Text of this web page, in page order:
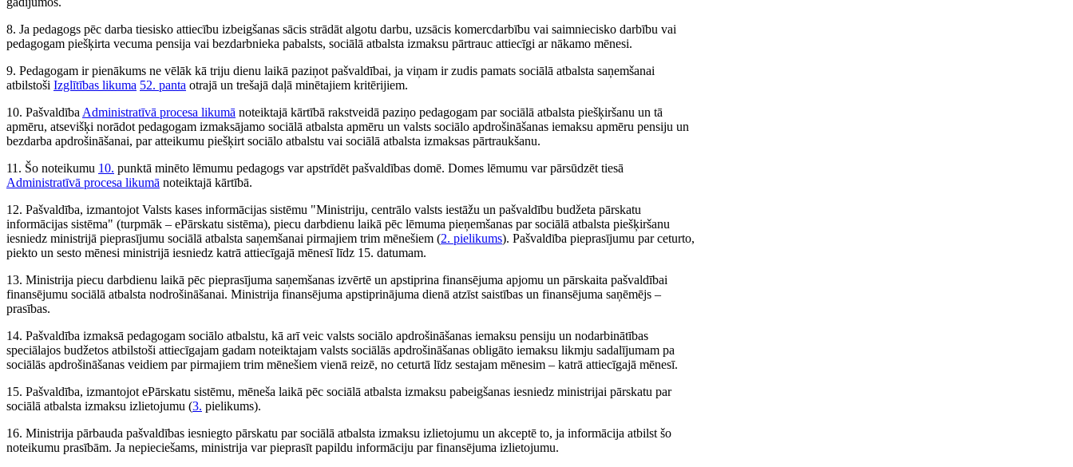
8. Ja pedagogs pēc darba tiesisko attiecību izbeigšanas sācis strādāt algotu darbu, uzsācis komercdarbību vai saimniecisko darbību vai
pedagogam piešķirta vecuma pensija vai bezdarbnieka pabalsts, sociālā atbalsta izmaksu pārtrauc attiecīgi ar nākamo mēnesi.
9. Pedagogam ir pienākums ne vēlāk kā triju dienu laikā paziņot pašvaldībai, ja viņam ir zudis pamats sociālā atbalsta saņemšanai
atbilstoši Izglītības likuma 52. panta otrajā un trešajā daļā minētajiem kritērijiem.
10. Pašvaldība Administratīvā procesa likumā noteiktajā kārtībā rakstveidā paziņo pedagogam par sociālā atbalsta piešķiršanu un tā
apmēru, atsevišķi norādot pedagogam izmaksājamo sociālā atbalsta apmēru un valsts sociālo apdrošināšanas iemaksu apmēru pensiju un
bezdarba apdrošināšanai, par atteikumu piešķirt sociālo atbalstu vai sociālā atbalsta izmaksas pārtraukšanu.
11. Šo noteikumu 10. punktā minēto lēmumu pedagogs var apstrīdēt pašvaldības domē. Domes lēmumu var pārsūdzēt tiesā
Administratīvā procesa likumā noteiktajā kārtībā.
12. Pašvaldība, izmantojot Valsts kases informācijas sistēmu "Ministriju, centrālo valsts iestāžu un pašvaldību budžeta pārskatu
informācijas sistēma" (turpmāk – ePārskatu sistēma), piecu darbdienu laikā pēc lēmuma pieņemšanas par sociālā atbalsta piešķiršanu
iesniedz ministrijā pieprasījumu sociālā atbalsta saņemšanai pirmajiem trim mēnešiem (2. pielikums). Pašvaldība pieprasījumu par ceturto,
piekto un sesto mēnesi ministrijā iesniedz katrā attiecīgajā mēnesī līdz 15. datumam.
13. Ministrija piecu darbdienu laikā pēc pieprasījuma saņemšanas izvērtē un apstiprina finansējuma apjomu un pārskaita pašvaldībai
finansējumu sociālā atbalsta nodrošināšanai. Ministrija finansējuma apstiprinājuma dienā atzīst saistības un finansējuma saņēmējs –
prasības.
14. Pašvaldība izmaksā pedagogam sociālo atbalstu, kā arī veic valsts sociālo apdrošināšanas iemaksu pensiju un nodarbinātības
speciālajos budžetos atbilstoši attiecīgajam gadam noteiktajam valsts sociālās apdrošināšanas obligāto iemaksu likmju sadalījumam pa
sociālās apdrošināšanas veidiem par pirmajiem trim mēnešiem vienā reizē, no ceturtā līdz sestajam mēnesim – katrā attiecīgajā mēnesī.
15. Pašvaldība, izmantojot ePārskatu sistēmu, mēneša laikā pēc sociālā atbalsta izmaksu pabeigšanas iesniedz ministrijai pārskatu par
sociālā atbalsta izmaksu izlietojumu (3. pielikums).
16. Ministrija pārbauda pašvaldības iesniegto pārskatu par sociālā atbalsta izmaksu izlietojumu un akceptē to, ja informācija atbilst šo
noteikumu prasībām. Ja nepieciešams, ministrija var pieprasīt papildu informāciju par finansējuma izlietojumu.